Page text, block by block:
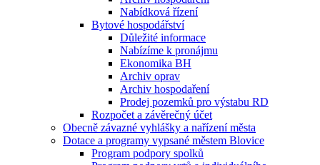
Nabídková řízení
Bytové hospodářství
Důležité informace
Nabízíme k pronájmu
Ekonomika BH
Archiv oprav
Archiv hospodaření
Prodej pozemků pro výstabu RD
Rozpočet a závěrečný účet
Obecně závazné vyhlášky a nařízení města
Dotace a programy vypsané městem Blovice
Program podpory spolků